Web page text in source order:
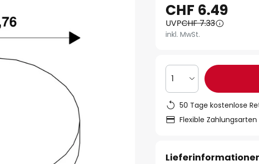
CHF 6.49
UVPCHF 7.33
inkl. MwSt.
1
50 Tage kostenlose
Flexible Zahlungsarten